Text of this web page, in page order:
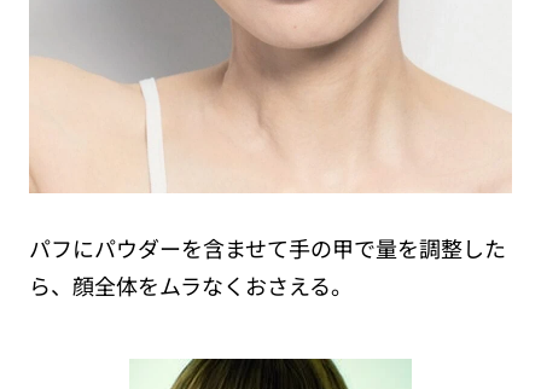
パフにパウダーを含ませて手の甲で量を調整した
ら、顔全体をムラなくおさえる。